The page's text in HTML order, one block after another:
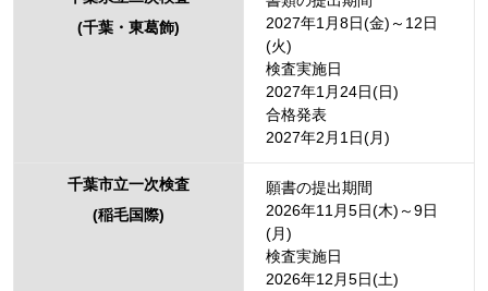
(千葉・東葛飾)
2027年1月8日(金)～12日
(火)
検査実施日
2027年1月24日(日)
合格発表
2027年2月1日(月)
千葉市立一次検査
(稲毛国際)
願書の提出期間
2026年11月5日(木)～9日
(月)
検査実施日
2026年12月5日(土)